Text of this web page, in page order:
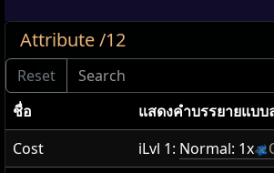
Attribute /12
ชื่อ
แสดง​คำ​บรรยายแบบ​
Cost
iLvl 1: Normal: 1x